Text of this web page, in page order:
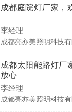
成都庭院灯厂家，
李经理
成都亮亦美照明科技
成都太阳能路灯厂
放心
李经理
成都亮亦美照明科技